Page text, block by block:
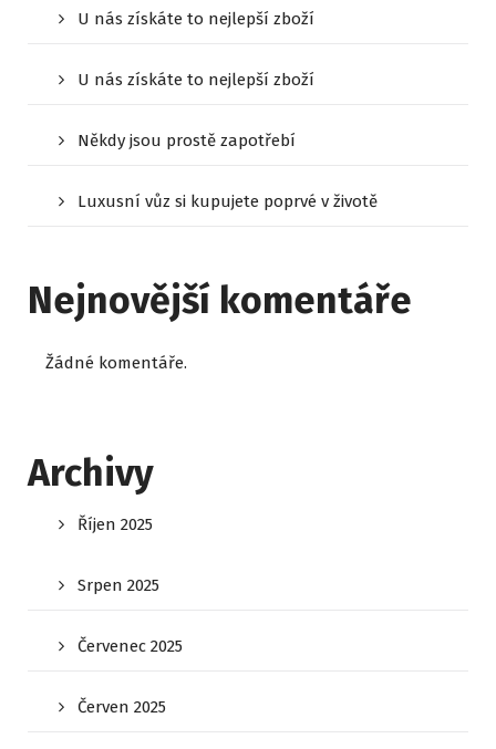
U nás získáte to nejlepší zboží
U nás získáte to nejlepší zboží
Někdy jsou prostě zapotřebí
Luxusní vůz si kupujete poprvé v životě
Nejnovější komentáře
Žádné komentáře.
Archivy
Říjen 2025
Srpen 2025
Červenec 2025
Červen 2025